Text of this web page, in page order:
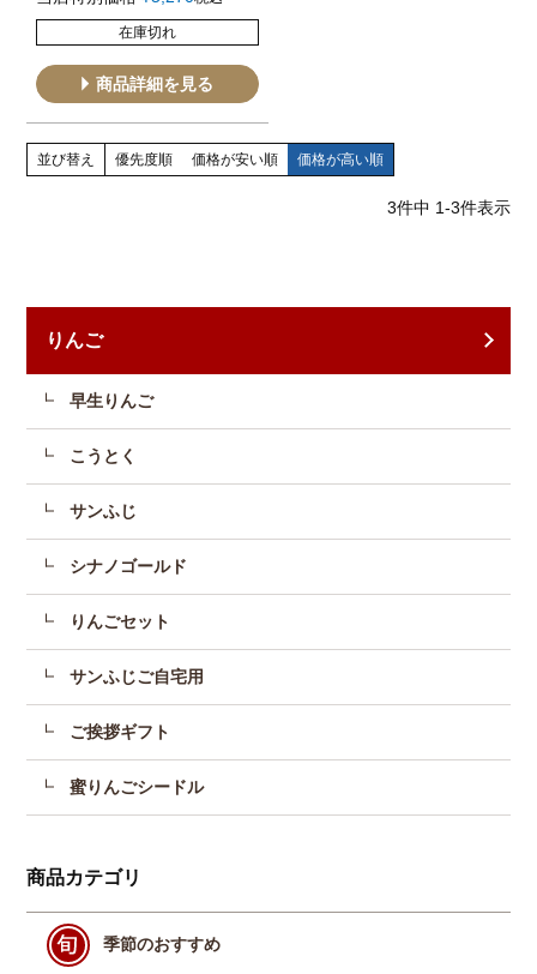
在庫切れ
商品詳細を見る
並び替え 優先度順 価格が安い順 価格が高い順
3件中 1-3件表示
りんご
早生りんご
こうとく
サンふじ
シナノゴールド
りんごセット
サンふじご自宅用
ご挨拶ギフト
蜜りんごシードル
商品カテゴリ
季節のおすすめ